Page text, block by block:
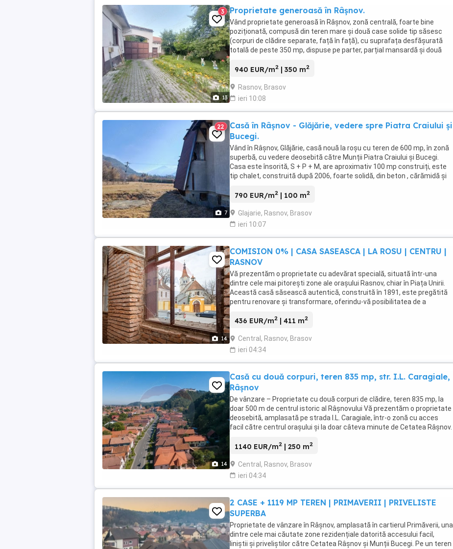
13
3 Proprietate generoasă în Râșnov.
Vând proprietate generoasă în Râșnov, zonă centrală, foarte bine
poziționată, compusă din teren mare și două case solide tip săsesc
(corpuri de clădire separate, față în față), cu suprafața desfășurată
totală de peste 350 mp, dispuse pe parter, parțial mansardă și două
940 EUR/m2 | 350 m2
Rasnov, Brasov
ieri 10:08
7
22
Casă în Râșnov - Glăjărie, vedere spre Piatra Craiului și
Bucegi.
Vând în Râșnov, Glăjărie, casă nouă la roșu cu teren de 600 mp, în zonă
superbă, cu vedere deosebită către Munții Piatra Craiului și Bucegi.
Casa este însorită, S + P + M, are aproximativ 100 mp construiți, este
tip chalet, construită după 2006, foarte solidă, din beton , cărămidă și
790 EUR/m2 | 100 m2
Glajarie, Rasnov, Brasov
ieri 10:07
14
COMISION 0% | CASA SASEASCA | LA ROSU | CENTRU |
RASNOV
Vă prezentăm o proprietate cu adevărat specială, situată într-una
dintre cele mai pitorești zone ale orașului Rasnov, chiar în Piața Unirii.
Această casă săsească autentică, construită în 1891, este pregătită
pentru renovare și transformare, oferindu-vă posibilitatea de a
436 EUR/m2 | 411 m2
Central, Rasnov, Brasov
ieri 04:34
14
Casă cu două corpuri, teren 835 mp, str. I.L. Caragiale,
Râșnov
De vânzare – Proprietate cu două corpuri de clădire, teren 835 mp, la
doar 500 m de centrul istoric al Râșnovului Vă prezentăm o proprietate
deosebită, amplasată pe strada I.L. Caragiale, într-o zonă cu acces
facil către centrul orașului și la doar câteva minute de Cetatea Râșnov.
1140 EUR/m2 | 250 m2
Central, Rasnov, Brasov
ieri 04:34
2 CASE + 1119 MP TEREN | PRIMAVERII | PRIVELISTE
SUPERBA
Proprietate de vânzare în Râșnov, amplasată în cartierul Primăverii, una
dintre cele mai căutate zone rezidențiale datorită accesului facil,
liniștii și priveliștilor către Cetatea Râșnov și Munții Bucegi. Pe un teren